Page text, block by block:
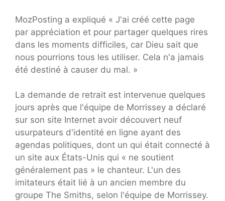
MozPosting a expliqué « J'ai créé cette page
par appréciation et pour partager quelques rires
dans les moments difficiles, car Dieu sait que
nous pourrions tous les utiliser. Cela n'a jamais
été destiné à causer du mal. »
La demande de retrait est intervenue quelques
jours après que l'équipe de Morrissey a déclaré
sur son site Internet avoir découvert neuf
usurpateurs d'identité en ligne ayant des
agendas politiques, dont un qui était connecté à
un site aux États-Unis qui « ne soutient
généralement pas » le chanteur. L'un des
imitateurs était lié à un ancien membre du
groupe The Smiths, selon l'équipe de Morrissey.